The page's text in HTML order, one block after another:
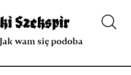
Indeks strony Aplikacja
Jak wam się podoba